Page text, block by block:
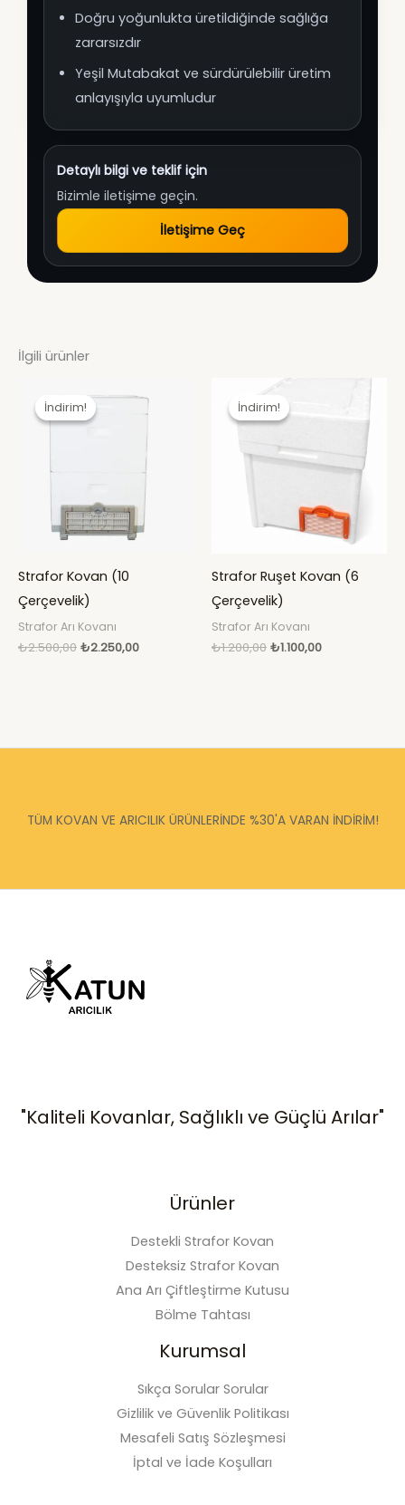
Doğru yoğunlukta üretildiğinde sağlığa
zararsızdır
Yeşil Mutabakat ve sürdürülebilir üretim
anlayışıyla uyumludur
Detaylı bilgi ve teklif için
Bizimle iletişime geçin.
İletişime Geç
İlgili ürünler
İndirim!
İndirim!
Strafor Kovan (10
Çerçevelik)
Strafor Arı Kovanı
₺2.500,00
fiyat:
₺2.500,00.
₺2.250,00
andaki
fiyat:
İndirim!
İndirim!
Strafor Ruşet Kovan (6
Çerçevelik)
Strafor Arı Kovanı
₺1.200,00
Orijinal
fiyat:
₺1.200,00.
₺1.100,00
₺1.100,00.
TÜM KOVAN VE ARICILIK ÜRÜNLERİNDE %30'A VARAN İNDİRİM!
"Kaliteli Kovanlar, Sağlıklı ve Güçlü Arılar"
Ürünler
Destekli Strafor Kovan
Desteksiz Strafor Kovan
Ana Arı Çiftleştirme Kutusu
Bölme Tahtası
Kurumsal
Sıkça Sorular Sorular
Gizlilik ve Güvenlik Politikası
Mesafeli Satış Sözleşmesi
İptal ve İade Koşulları